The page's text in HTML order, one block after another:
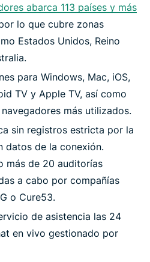
abarca 113 países y más
lo que cubre zonas
Estados Unidos, Reino
para Windows, Mac, iOS,
TV y Apple TV, así como
más utilizados.
sin registros estricta por la
datos de la conexión.
más de 20 auditorías
a cabo por compañías
o Cure53.
de asistencia las 24
en vivo gestionado por